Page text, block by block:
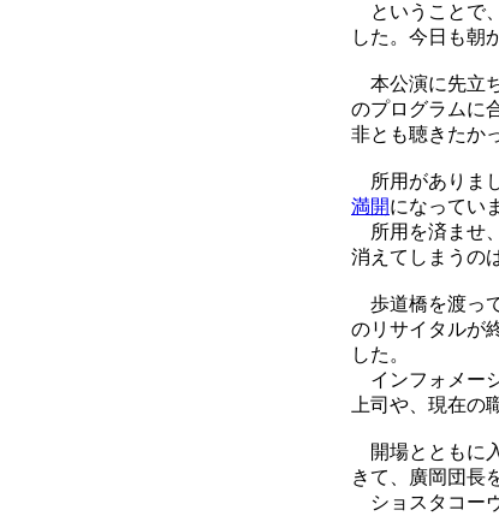
ということで
した。今日も朝
本公演に先立
のプログラムに
非とも聴きたか
所用がありま
満開になってい
所用を済ませ
消えてしまうの
歩道橋を渡っ
のリサイタルが
した。
インフォメー
上司や、現在の
開場とともに
きて、廣岡団長
ショスタコー